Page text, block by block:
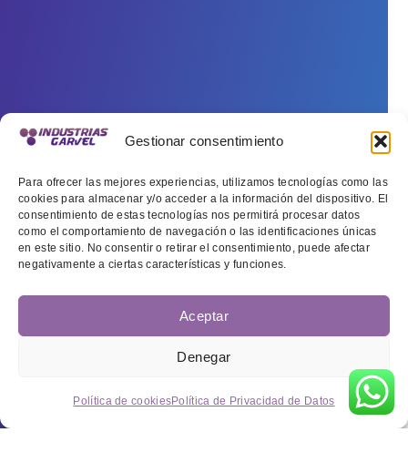
Gestionar consentimiento
Para ofrecer las mejores experiencias, utilizamos tecnologías como las
cookies para almacenar y/o acceder a la información del dispositivo. El
consentimiento de estas tecnologías nos permitirá procesar datos
como el comportamiento de navegación o las identificaciones únicas
en este sitio. No consentir o retirar el consentimiento, puede afectar
negativamente a ciertas características y funciones.
Aceptar
Denegar
Política de cookiesPolítica de Privacidad de Datos